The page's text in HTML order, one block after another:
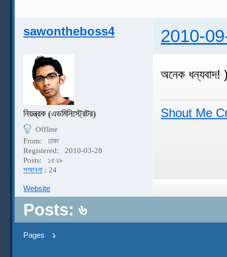
sawontheboss4 2010-
নিয়ন্ত্রক (এডমিনিস্ট্রেটর)
Offline
From:
ঢাকা
Registered:
2010-03-28
Posts:
১৫২৯
সম্মাননা : 24
অনেক ধন্যবাদ!
Shout Me
Website
Posts: ৬
Pages ১